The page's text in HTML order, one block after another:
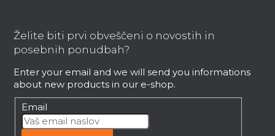
Želite biti prvi obveščeni o novostih in
posebnih ponudbah?
Enter your email and we will send you informations
about new products in our e-shop.
Email